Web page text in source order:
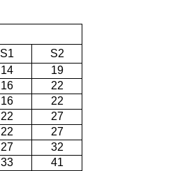
S1
S2
14
19
16
22
16
22
22
27
22
27
27
32
33
41